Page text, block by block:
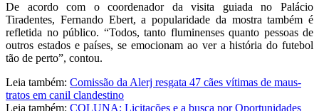
De acordo com o coordenador da visita guiada no Palácio
Tiradentes, Fernando Ebert, a popularidade da mostra também é
refletida no público. “Todos, tanto fluminenses quanto pessoas de
outros estados e países, se emocionam ao ver a história do futebol
tão de perto”, contou.
Leia também: Comissão da Alerj resgata 47 cães vítimas de maus-
tratos em canil clandestino
Leia também: COLUNA: Licitações e a busca por Oportunidades